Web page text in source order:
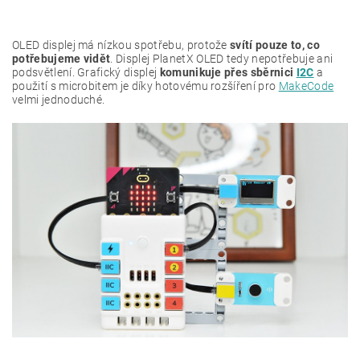
OLED displej má nízkou spotřebu, protožesvítí pouze to, co
potřebujeme vidět . Displej PlanetX OLED tedy nepotřebuje ani
podsvětlení. Grafický displej komunikuje přes sběrnici I2C a
použití s microbitem je díky hotovému rozšíření pro MakeCode
velmi jednoduché.